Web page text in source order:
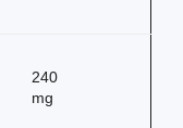
240
mg